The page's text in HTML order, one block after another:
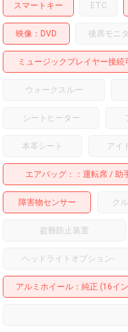
スマートキー ETC
映像 DVD 後席モニ
ミュージックプレイヤー接続
ウォークスルー
シートヒーター
本革シート アイ
エアバッグ： 運転席 助
障害物センサー ク
盗難防止装置
ヘッドライトオプション-
アルミホイール：純正 (16イ